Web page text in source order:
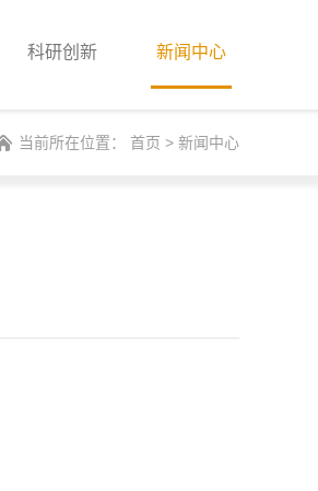
科研创新 新闻中心
当前所在位置： 首页 > 新闻中心